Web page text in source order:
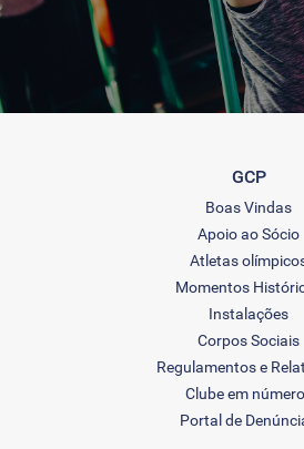
GCP
Boas Vindas
Apoio ao Sócio
Atletas
Momentos
Instalações
Corpos Sociais
Regulamentos e
Clube em
Portal de